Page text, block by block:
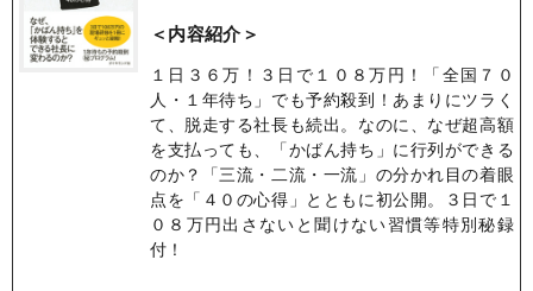
＜内容紹介＞
１日３６万！３日で１０８万円！「全国７０
人・１年待ち」でも予約殺到！あまりにツラく
て、脱走する社長も続出。なのに、なぜ超高額
を支払っても、「かばん持ち」に行列ができる
のか？「三流・二流・一流」の分かれ目の着眼
点を「４０の心得」とともに初公開。３日で１
０８万円出さないと聞けない習慣等特別秘録
付！